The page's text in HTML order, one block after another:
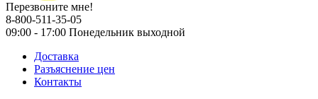
Перезвоните мне!
8-800-511-35-05
09:00 - 17:00 Понедельник выходной
Доставка
Разъяснение цен
Контакты